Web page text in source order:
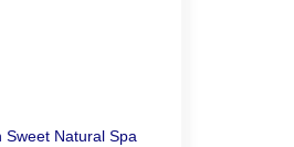
Sweet Natural Spa